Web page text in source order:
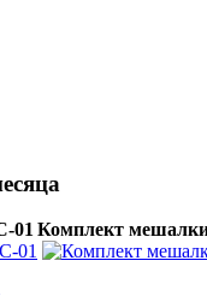
01 Комплект